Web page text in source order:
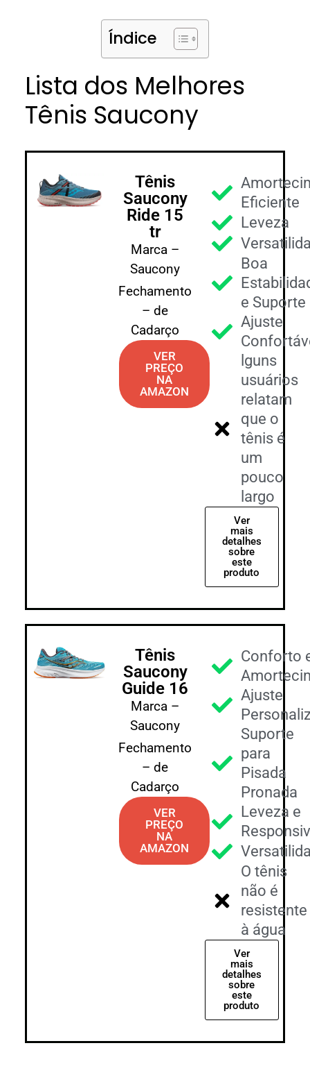
Índice
Lista dos Melhores
Tênis Saucony
Tênis
Saucony
Ride 15
tr
Marca –
Saucony
Fechamento
– de
Cadarço
VER
PREÇO
NA
AMAZON
Eficiente
Leveza
Boa
e Suporte
Ajuste
lguns
usuários
relatam
que o
tênis é
um
pouco
largo
Ver
mais
detalhes
sobre
este
produto
Tênis
Saucony
Guide 16
Marca –
Saucony
Fechamento
– de
Cadarço
VER
PREÇO
NA
AMAZON
Conforto
Ajuste
Suporte
para
Pisada
Pronada
Leveza e
O tênis
não é
resistente
à água
Ver
mais
detalhes
sobre
este
produto